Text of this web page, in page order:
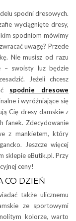
spodni dresowych.
wyciągnięte dresy,
spodniom mówimy
uwagę? Przede
Nie musisz od razu
– swoisty luz będzie
Jeżeli chcesz
spodnie dresowe
i wyróżniające się
Cię dresy damskie z
fanek. Zdecydowanie
z mankietem, który
Jeszcze więcej
sklepie eButik.pl. Przy
ceny!
CO DZIEŃ
także ulicznemu
ze sportowymi
kolorze, warto